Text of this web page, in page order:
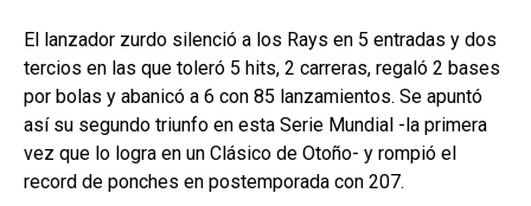
El lanzador zurdo silenció a los Rays en 5 entradas y dos
tercios en las que toleró 5 hits, 2 carreras, regaló 2 bases
por bolas y abanicó a 6 con 85 lanzamientos. Se apuntó
así su segundo triunfo en esta Serie Mundial -la primera
vez que lo logra en un Clásico de Otoño- y rompió el
record de ponches en postemporada con 207.